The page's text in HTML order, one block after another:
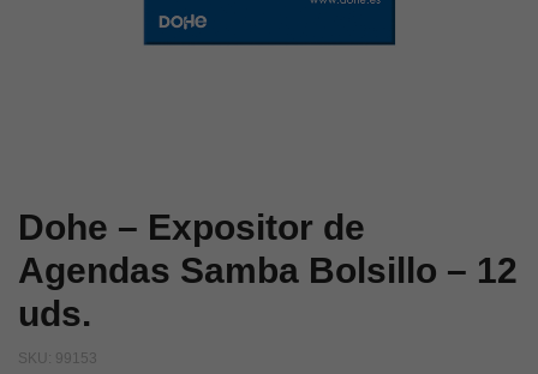
Dohe – Expositor de
Agendas Samba Bolsillo – 12
uds.
SKU: 99153